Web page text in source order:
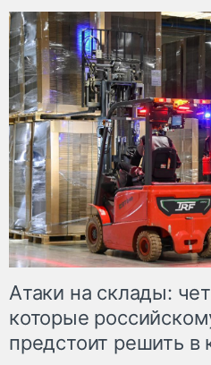
Атаки на склады:
которые
предстоит решить в